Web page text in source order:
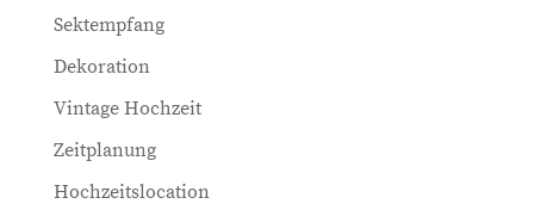
Sektempfang
Dekoration
Vintage Hochzeit
Zeitplanung
Hochzeitslocation